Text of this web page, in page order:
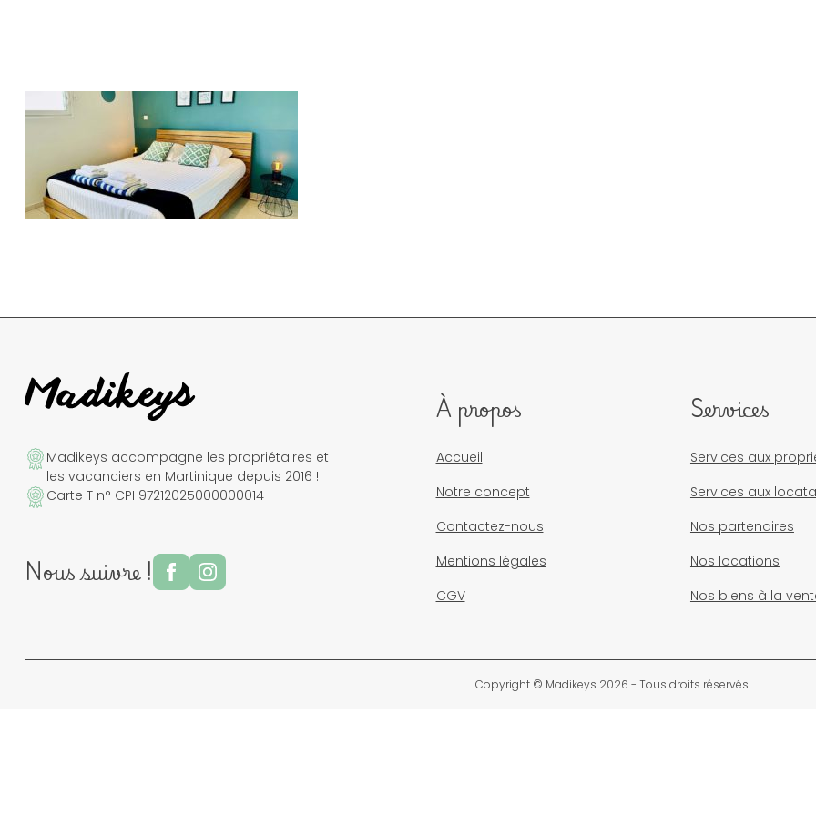
Madikeys accompagne les propriétaires et
les vacanciers en Martinique depuis 2016 !
Carte T n° CPI 97212025000000014
Nous suivre !
À propos
Accueil
Notre concept
Contactez-nous
Mentions légales
CGV
Services
Services aux
Services aux
Nos partenaires
Nos locations
Nos biens à la
Copyright © Madikeys 2026 - Tous droits réservés